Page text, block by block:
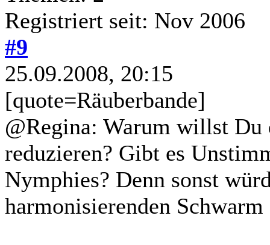
Registriert seit: Nov 2006
#9
25.09.2008, 20:15
[quote=Räuberbande]
@Regina: Warum willst Du
reduzieren? Gibt es
Nymphies? Denn sonst
harmonisierenden